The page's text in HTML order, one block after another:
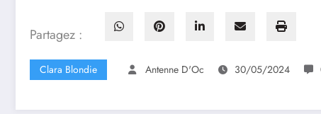
Partagez :
Clara Blondie Antenne D'Oc 30/05/2024